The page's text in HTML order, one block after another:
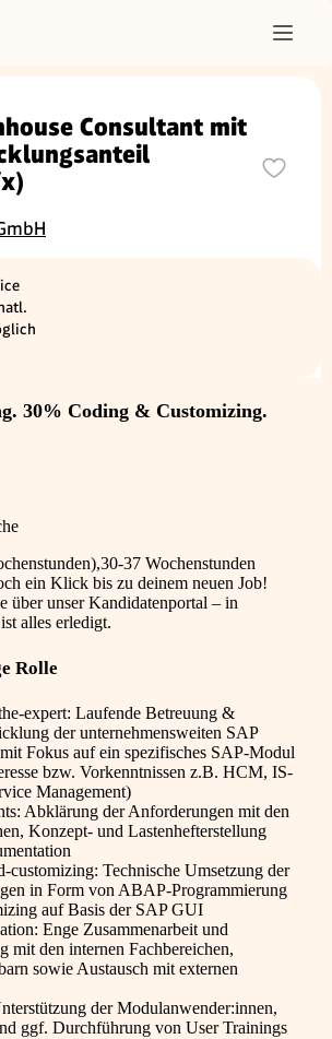
Consultant mit
30% Coding & Customizing.
37 Wochenstunden
ein Klick bis zu deinem neuen Job!
über unser Kandidatenportal – in
alles erledigt.
Rolle
expert: Laufende Betreuung &
der unternehmensweiten SAP
Fokus auf ein spezifisches SAP-Modul
bzw. Vorkenntnissen z.B. HCM, IS-
Management)
Abklärung der Anforderungen mit den
Konzept- und Lastenhefterstellung
customizing: Technische Umsetzung der
in Form von ABAP-Programmierung
auf Basis der SAP GUI
Enge Zusammenarbeit und
mit den internen Fachbereichen,
sowie Austausch mit externen
der Modulanwender:innen,
ggf. Durchführung von User Trainings